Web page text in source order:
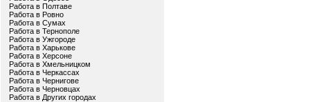
Работа в Полтаве
Работа в Ровно
Работа в Сумах
Работа в Тернополе
Работа в Ужгороде
Работа в Харькове
Работа в Херсоне
Работа в Хмельницком
Работа в Черкассах
Работа в Чернигове
Работа в Черновцах
Работа в Других городах